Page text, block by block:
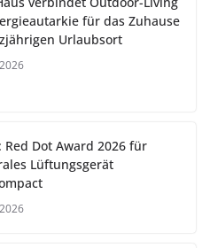
für das Zuhause
Urlaubsort
Red Dot Award 2026 für
Lüftungsgerät